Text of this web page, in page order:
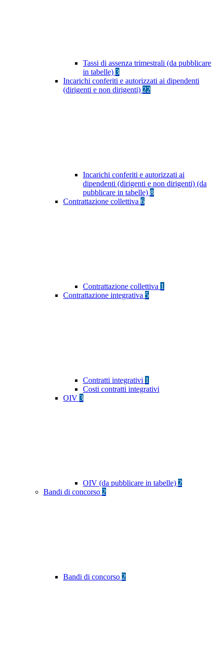
Tassi di assenza trimestrali (da pubblicare
in tabelle) 3
Incarichi conferiti e autorizzati ai dipendenti
(dirigenti e non dirigenti) 22
Incarichi conferiti e autorizzati ai
dipendenti (dirigenti e non dirigenti) (da
pubblicare in tabelle) 8
Contrattazione collettiva 6
Contrattazione collettiva 1
Contrattazione integrativa 5
Contratti integrativi 1
Costi contratti integrativi
OIV 3
OIV (da pubblicare in tabelle) 2
Bandi di concorso 2
Bandi di concorso 2